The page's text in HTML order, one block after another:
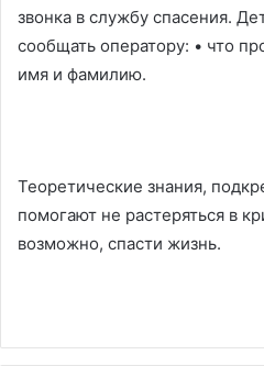
звонка в службу спасения.
сообщать оператору: • что
имя и фамилию.
Теоретические знания,
помогают не растеряться в
возможно, спасти жизнь.